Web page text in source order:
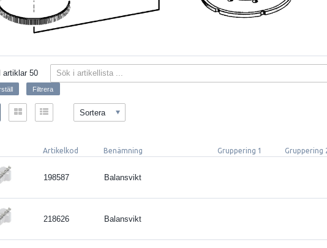
artiklar50
Sortera
Artikelkod Benämning Gruppering 1 Gruppering
198587 Balansvikt
218626 Balansvikt